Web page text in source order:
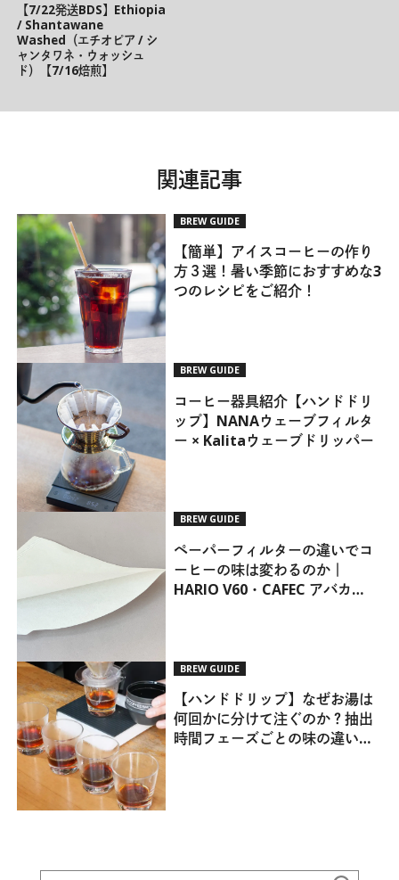
【7/22発送BDS】Ethiopia
/ Shantawane
Washed（エチオピア / シ
ャンタワネ・ウォッシュ
ド）【7/16焙煎】
関連記事
BREW GUIDE
【簡単】アイスコーヒーの作り
方３選！暑い季節におすすめな3
つのレシピをご紹介！
BREW GUIDE
コーヒー器具紹介【ハンドドリ
ップ】NANAウェーブフィルタ
ー × Kalitaウェーブドリッパー
BREW GUIDE
ペーパーフィルターの違いでコ
ーヒーの味は変わるのか｜
HARIO V60・CAFEC アバカ
BREW GUIDE
【ハンドドリップ】なぜお湯は
何回かに分けて注ぐのか？抽出
時間フェーズごとの味の違いに